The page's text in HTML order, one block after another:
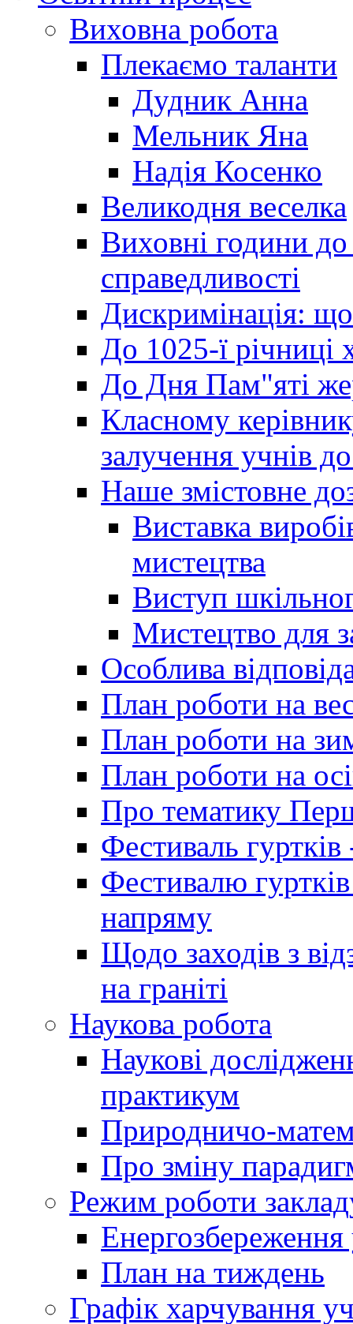
Виховна робота
Плекаємо таланти
Дудник Анна
Мельник Яна
Надія Косенко
Великодня веселка
Виховні години до
справедливості
Дискримінація:
До 1025-ї річниці
До Дня Пам"яті
Класному
залучення учнів
Наше змістовне
Виставка
мистецтва
Виступ
Мистецтво для
Особлива
План роботи на
План роботи на
План роботи на
Про тематику
Фестиваль
Фестивалю
напряму
Щодо заходів з
на граніті
Наукова робота
Наукові
практикум
Природничо-
Про зміну
Режим роботи
Енергозбереження
План на тиждень
Графік харчування